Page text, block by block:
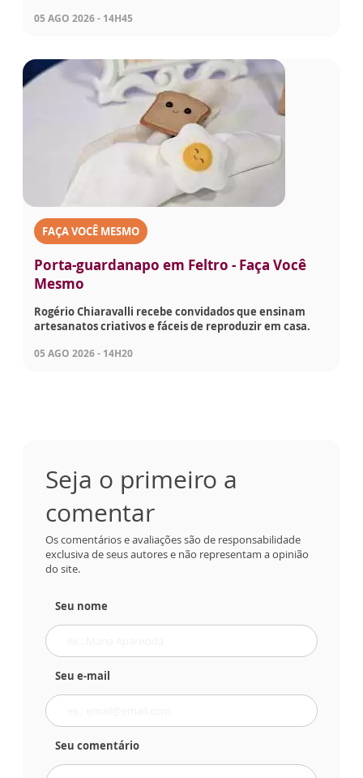
05 AGO 2026 - 14H45
FAÇA VOCÊ MESMO
Porta-guardanapo em Feltro - Faça Você
Mesmo
Rogério Chiaravalli recebe convidados que ensinam
artesanatos criativos e fáceis de reproduzir em casa.
05 AGO 2026 - 14H20
Seja o primeiro a
comentar
Os comentários e avaliações são de responsabilidade
exclusiva de seus autores e não representam a opinião
do site.
Seu nome
Seu e-mail
Seu comentário